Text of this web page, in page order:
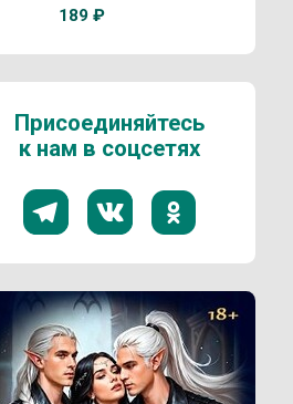
189 ₽
Присоединяйтесь
к нам в соцсетях